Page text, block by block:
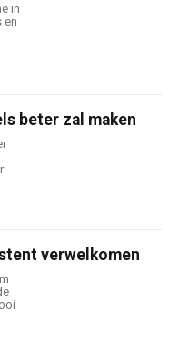
in
en
beter zal maken
verwelkomen